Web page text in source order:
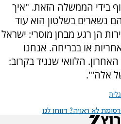
בידי הממשלה הזאת. "איך
נשארים בשלטון הוא עוד
הן רגע מבחן מוסרי: ישראל
או בבריחה. אנחנו
הלוואי שנגיד בקרוב:
אלה'".
לא ראויה? דווחו לנו